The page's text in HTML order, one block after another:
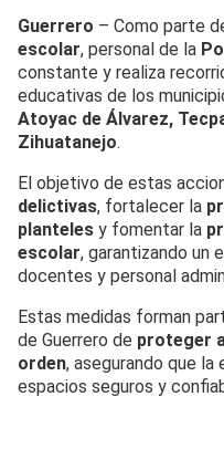
Guerrero – Como parte
escolar, personal de la
constante y realiza
educativas de los
Atoyac de Álvarez,
Zihuatanejo.
El objetivo de estas
delictivas, fortalecer la
planteles y fomentar la
escolar, garantizando un
docentes y personal
Estas medidas forman
de Guerrero de proteger
orden, asegurando que la
espacios seguros y